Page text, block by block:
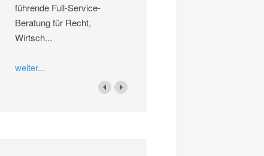
führende Full-Service-
Beratung für Recht,
Wirtsch...
weiter...